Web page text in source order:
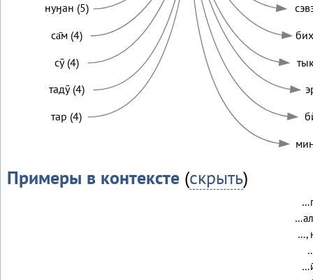
нуӈан (5)
са̄м (4)
сӯ (4)
тадӯ (4)
тар (4)
Примеры в контексте(скрыть)
…,